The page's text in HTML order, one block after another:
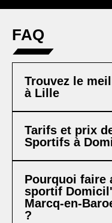
FAQ
Trouvez le
à Lille
Tarifs et prix
Sportifs à
Pourquoi faire
sportif
Marcq-en-
?